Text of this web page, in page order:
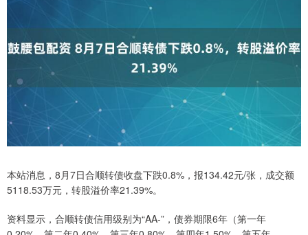
本站消息，8月7日合顺转债收盘下跌0.8%，报134.42元/张，成交额
5118.53万元，转股溢价率21.39%。
资料显示，合顺转债信用级别为“AA-”，债券期限6年（第一年